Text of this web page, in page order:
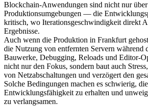
Blockchain-Anwendungen sind nicht nur über
Produktionsumgebungen — die
kritisch, wo Iterationsgeschwindigkeit direkt
Ergebnisse.
Auch wenn die Produktion in Frankfurt
die Nutzung von entfernten Servern während
Bauwerke, Debugging, Reloads und Editor-
nicht nur den Fokus, sondern baut auch
von Netzabschaltungen und verzögert den
Solche Bedingungen machen es schwierig, die
Entwicklungsfähigkeit zu erhalten und
zu verlangsamen.